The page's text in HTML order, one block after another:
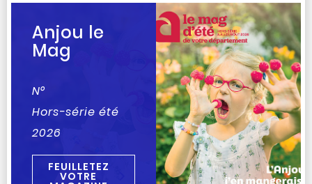
Anjou le
Mag
N°
Hors-série été
2026
FEUILLETEZ
VOTRE